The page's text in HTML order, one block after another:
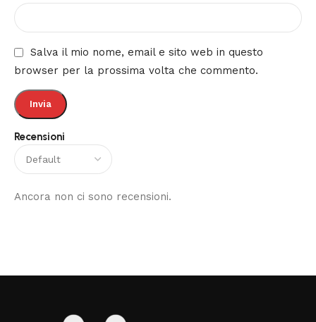
Recensioni
Ancora non ci sono recensioni.
Salva il mio nome, email e sito web in questo
browser per la prossima volta che commento.